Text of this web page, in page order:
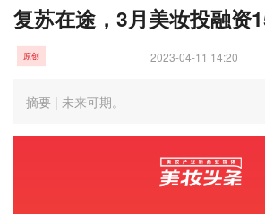
复苏在途，3月美妆投融资
原创 2023-04-11 14:20
摘要 | 未来可期。